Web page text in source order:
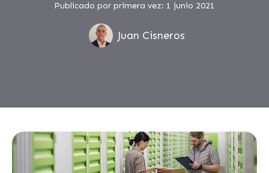
Publicado por primera vez: 1 junio 2021
Juan Cisneros